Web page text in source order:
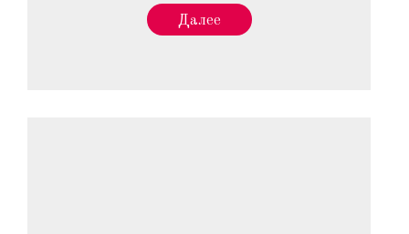
Далее